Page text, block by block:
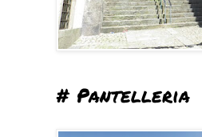
# Pantelleria